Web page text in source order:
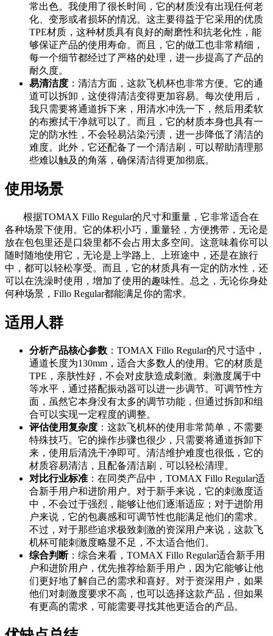
常出色。我使用了很长时间，它的材质没有出现任何老
化、变形或者损坏的情况。这主要得益于它采用的优质
TPE材质，这种材质具有良好的耐磨性和抗老化性，能
够保证产品的使用寿命。而且，它的做工也非常精细，
每一个细节都经过了严格的处理，进一步提高了产品的
耐久度。
易清洁度 ：清洁方面，这款飞机杯也非常方便。它的通
道可以拆卸，这使得清洁变得更加容易。每次使用后，
我只需要将通道拆下来，用清水冲洗一下，然后用柔软
的布擦拭干净就可以了。而且，它的材质本身也具有一
定的防水性，不会轻易沾染污渍，进一步降低了清洁的
难度。此外，它还配备了一个清洁刷，可以帮助清理那
些难以触及的角落，确保清洁得更加彻底。
使用场景
根据TOMAX Fillo Regular的尺寸和重量，它非常适合在
各种场景下使用。它的体积小巧，重量轻，方便携带，无论是
放在包包里还是口袋里都不会占用太多空间。这意味着你可以
随时随地使用它，无论是上学路上、上班途中，还是在旅行
中，都可以轻松享受。而且，它的材质具有一定的防水性，还
可以在洗澡时使用，增加了使用的趣味性。总之，无论你身处
何种场景，Fillo Regular都能满足你的需求。
适用人群
分析产品核心参数 ：TOMAX Fillo Regular的尺寸适中，
通道长度为130mm，适合大多数人的使用。它的材质是
TPE，亲肤性好，不会对皮肤造成刺激。刺激度属于中
等水平，通过搭配振动器可以进一步调节。可调节性方
面，虽然它本身没有太多的调节功能，但通过拆卸和组
合可以实现一定程度的调整。
评估使用复杂度 ：这款飞机杯的使用非常简单，不需要
特殊技巧。它的操作步骤也很少，只需要将通道拆卸下
来，使用后清洗干净即可。清洁维护难度也很低，它的
材质容易清洁，且配备清洁刷，可以轻松清理。
对比行业标准 ：在同类产品中，TOMAX Fillo Regular适
合新手用户和进阶用户。对于新手来说，它的刺激度适
中，不会过于强烈，能够让他们逐渐适应；对于进阶用
户来说，它的包裹感和可调节性也能满足他们的需求。
不过，对于那些追求极致刺激的资深用户来说，这款飞
机杯可能刺激度略显不足，不太适合他们。
综合判断：综合来看，TOMAX Fillo Regular适合新手用
户和进阶用户，优先推荐给新手用户，因为它能够让他
们更好地了解自己的需求和喜好。对于资深用户，如果
他们对刺激度要求不高，也可以选择这款产品，但如果
有更高的需求，可能需要寻找其他更适合的产品。